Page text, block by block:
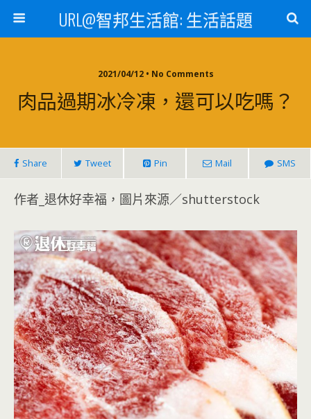
URL@智邦生活館: 生活話題
2021/04/12 • No Comments
肉品過期冰冷凍，還可以吃嗎？
Share Tweet Pin Mail SMS
作者_退休好幸福，圖片來源／shutterstock